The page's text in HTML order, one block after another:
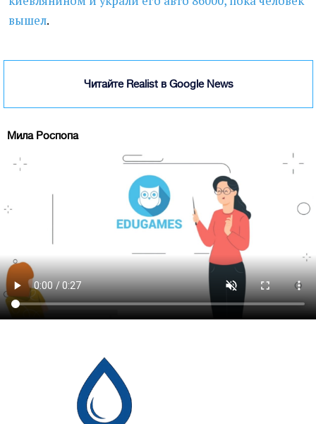
вышел.
Читайте Realist в Google News
Мила Роспопа